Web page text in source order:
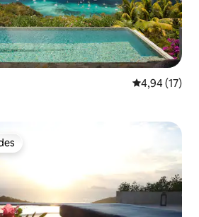
4,94 de uma
4,94 (17)